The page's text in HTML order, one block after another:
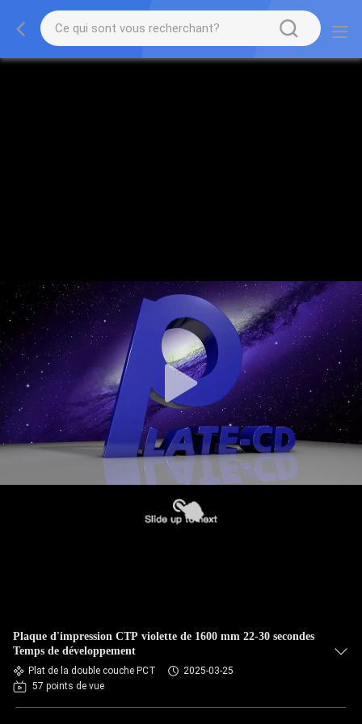
Plaque d'impression CTP violette de 1600 mm 22-30 secondes
Temps de développement
Plat de la double couche PCT
2025-03-25
57 points de vue